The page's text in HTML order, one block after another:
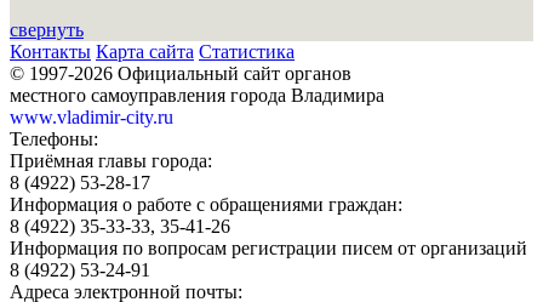
свернуть
Контакты Карта сайта Статистика
© 1997-2026 Официальный сайт органов
местного самоуправления города Владимира
www.vladimir-city.ru
Телефоны:
Приёмная главы города:
8 (4922) 53-28-17
Информация о работе с обращениями граждан:
8 (4922) 35-33-33, 35-41-26
Информация по вопросам регистрации писем от организаций
8 (4922) 53-24-91
Адреса электронной почты: